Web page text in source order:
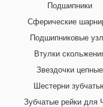
Подшипники
Сферические
Подшипниковые
Втулки
Звездочки цепные
Шестерни
Зубчатые рейки для